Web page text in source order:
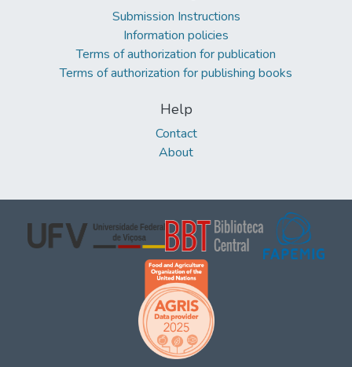
Submission Instructions
Information policies
Terms of authorization for publication
Terms of authorization for publishing books
Help
Contact
About